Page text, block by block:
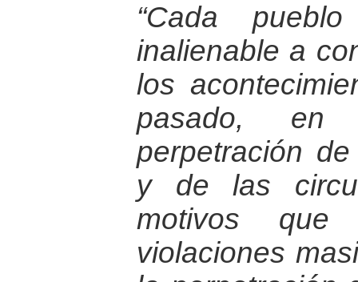
“Cada
inalienable a
los
pasado,
perpetración
y de las
motivos que
violaciones